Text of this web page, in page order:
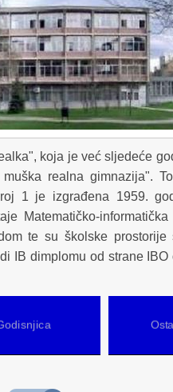
koja je već sljedeće
realna gimnazija".
1 je izgrađena 1959.
Matematičko-
te su školske
IB dimplomu od strane